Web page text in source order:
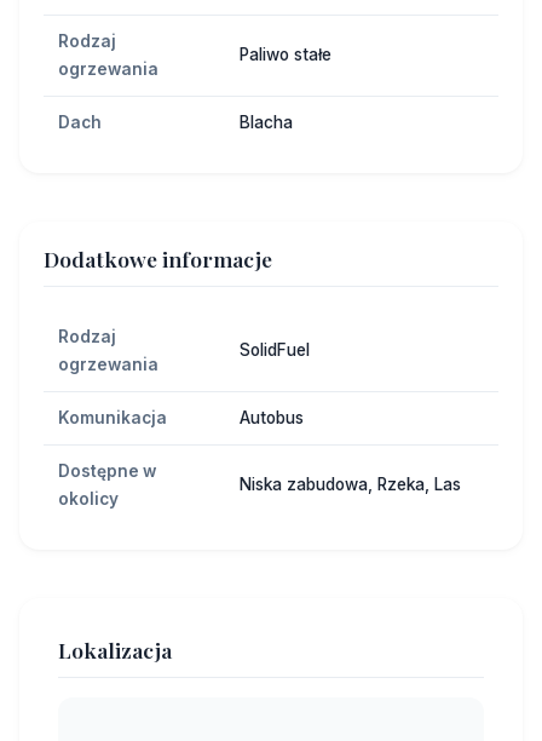
Rodzaj
ogrzewania
Paliwo stałe
Dach Blacha
Dodatkowe informacje
Rodzaj
ogrzewania
SolidFuel
Komunikacja Autobus
Dostępne w
okolicy
Niska zabudowa, Rzeka, Las
Lokalizacja